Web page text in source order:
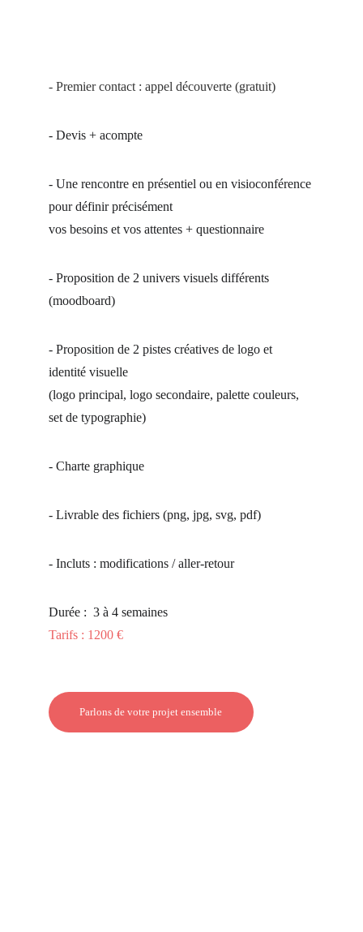
- Premier contact : appel découverte (gratuit)
- Devis + acompte
- Une rencontre en présentiel ou en visioconférence
pour définir précisément
vos besoins et vos attentes + questionnaire
- Proposition de 2 univers visuels différents
(moodboard)
- Proposition de 2 pistes créatives de logo et
identité visuelle
(logo principal, logo secondaire, palette couleurs,
set de typographie)
- Charte graphique
- Livrable des fichiers (png, jpg, svg, pdf)
- Incluts : modifications / aller-retour
Durée :  3 à 4 semaines
Tarifs : 1200 €
Parlons de votre projet ensemble